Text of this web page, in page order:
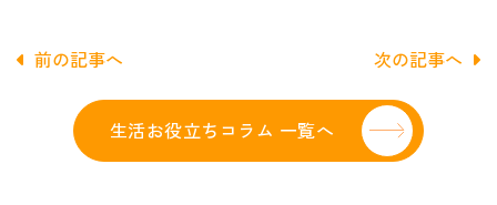
前の記事へ 次の記事へ
生活お役立ちコラム 一覧へ